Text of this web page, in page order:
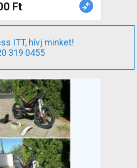
Ft
ITT, hívj minket!
319 0455